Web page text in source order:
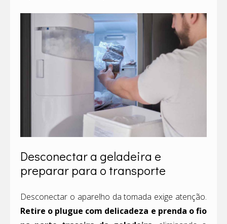
Desconectar a geladeira e
preparar para o transporte
Desconectar o aparelho da tomada exige atenção.
Retire o plugue com delicadeza e prenda o fio